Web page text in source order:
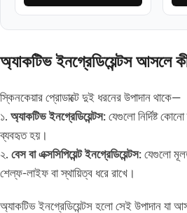
অ্যাকটিভ ইনগ্রেডিয়েন্টস আসলে
স্কিনকেয়ার প্রোডাক্টে দুই ধরনের উপাদান থাকে—
১. অ্যাকটিভ ইনগ্রেডিয়েন্টস: যেগুলো নির্দিষ্ট
ব্যবহৃত হয়।
২. বেস বা এক্সসিপিয়েন্ট ইনগ্রেডিয়েন্টস: যেগুলো
শেল্ফ-লাইফ বা স্থায়িত্ব ধরে রাখে।
অ্যাকটিভ ইনগ্রেডিয়েন্টস হলো সেই উপাদান যা